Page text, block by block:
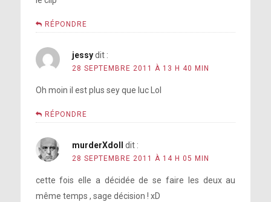
RÉPONDRE
jessy dit :
28 SEPTEMBRE 2011 À 13 H 40 MIN
Oh moin il est plus sey que luc Lol
RÉPONDRE
murderXdoll dit :
28 SEPTEMBRE 2011 À 14 H 05 MIN
cette fois elle a décidée de se faire les deux au
même temps , sage décision ! xD